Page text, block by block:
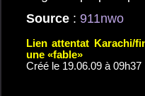
Source : 911nwo
Lien attentat Karachi/
une «fable»
Créé le 19.06.09 à 09h37